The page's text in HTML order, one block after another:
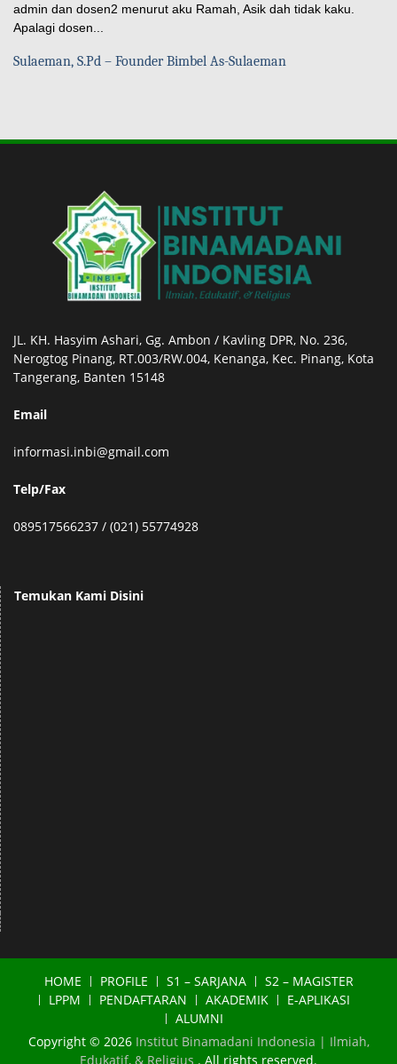
admin dan dosen2 menurut aku Ramah, Asik dah tidak kaku.
Apalagi dosen...
Sulaeman, S.Pd – Founder Bimbel As-Sulaeman
JL. KH. Hasyim Ashari, Gg. Ambon / Kavling DPR, No. 236,
Nerogtog Pinang, RT.003/RW.004, Kenanga, Kec. Pinang, Kota
Tangerang, Banten 15148
Email
informasi.inbi@gmail.com
Telp/Fax
089517566237 / (021) 55774928
Temukan Kami Disini
HOME PROFILE S1 – SARJANA
S2 – MAGISTER
LPPM
PENDAFTARAN AKADEMIK
E-APLIKASI
ALUMNI
Copyright © 2026 Institut Binamadani Indonesia | Ilmiah,
Edukatif, & Religius . All rights reserved.